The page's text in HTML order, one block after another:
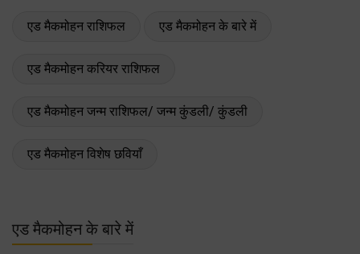
एड मैकमोहन राशिफल एड मैकमोहन के बारे में
एड मैकमोहन करियर राशिफल
एड मैकमोहन जन्म राशिफल/ जन्म कुंडली/ कुंडली
एड मैकमोहन विशेष छवियाँ
एड मैकमोहन के बारे में